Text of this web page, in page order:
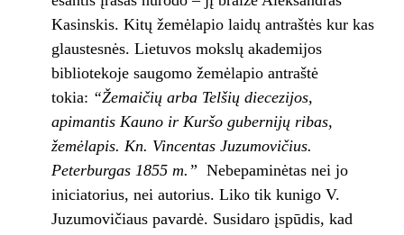
Kasinskis. Kitų žemėlapio laidų antraštės kur kas
glaustesnės. Lietuvos mokslų akademijos
bibliotekoje saugomo žemėlapio antraštė
tokia: “Žemaičių arba Telšių diecezijos,
apimantis Kauno ir Kuršo gubernijų ribas,
žemėlapis. Kn. Vincentas Juzumovičius.
Peterburgas 1855 m.” Nebepaminėtas nei jo
iniciatorius, nei autorius. Liko tik kunigo V.
Juzumovičiaus pavardė. Susidaro įspūdis, kad